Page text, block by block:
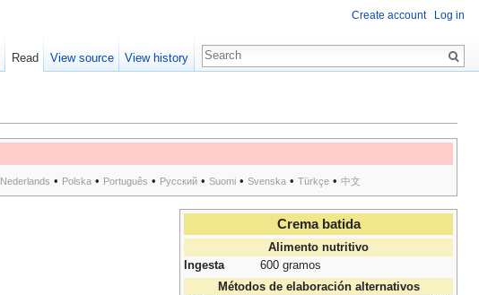
Nederlands • Polska• Português • Русский• Suomi• Svenska• Türkçe• 中文
Crema batida
Alimento nutritivo
Ingesta
600 gramos
Métodos de elaboración alternativos
Create account Log in
Read View source View history